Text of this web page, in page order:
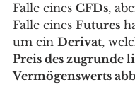
Falle eines CFDs,
Falle eines Futures
um ein Derivat,
Preis des zugrunde
Vermögenswerts